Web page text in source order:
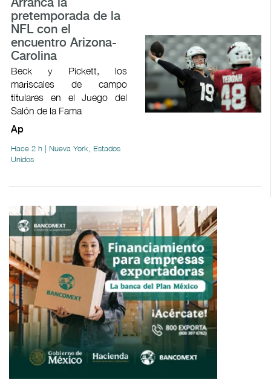
Arranca la
pretemporada de la
NFL con el
encuentro Arizona-
Carolina
Beck y Pickett, los
mariscales de campo
titulares en el Juego del
Salón de la Fama
Ap
Hace 2 h | Nueva York, Estados
Unidos